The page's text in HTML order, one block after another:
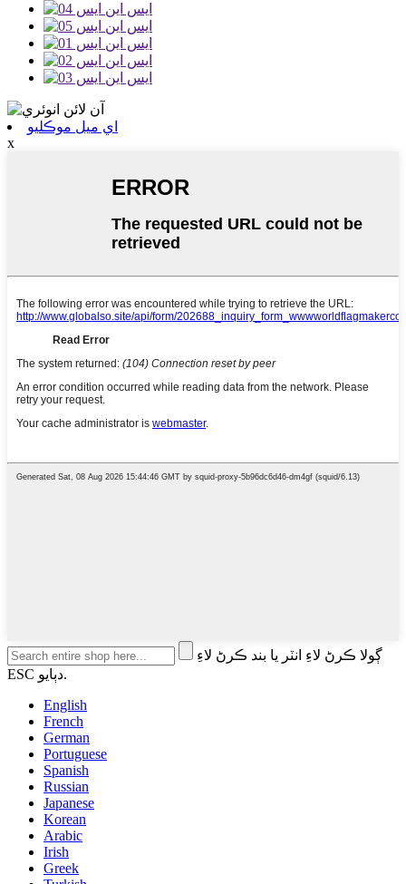
اي ميل موڪليو
x
ڳولا ڪرڻ لاءِ انٽر يا بند ڪرڻ لاءِ
ESC دٻايو.
English
French
German
Portuguese
Spanish
Russian
Japanese
Korean
Arabic
Irish
Greek